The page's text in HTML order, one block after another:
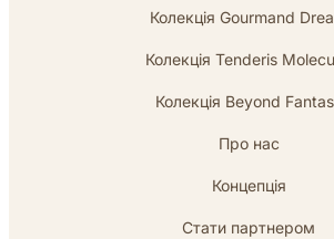
Колекція Gourmand
Колекція Tenderis
Колекція Beyond
Про нас
Концепція
Стати партнером